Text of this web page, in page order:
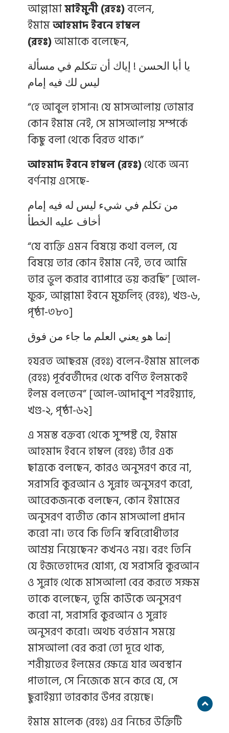
আল্লামামাইমুনী (রহঃ)বলেন,
ইমামআহমাদ ইবনে হাম্বল
(রহঃ)আমাকে বলেছেন,
يا أبا الحسن ! إياك أن تتكلم في مسألة
ليس لك فيه إمام
“হে আবুল হাসান! যে মাসআলায় তোমার
কোন ইমাম নেই, সে মাসআলায় সম্পর্কে
কিছু বলা থেকে বিরত থাক।”
আহমাদ ইবনে হাম্বল (রহঃ)থেকে অন্য
বর্ণনায় এসেছে-
من تكلم في شيء ليس له فيه إمام
أخاف عليه الخطأ
“যে ব্যক্তি এমন বিষয়ে কথা বলল, যে
বিষয়ে তার কোন ইমাম নেই, তবে আমি
তার ভুল করার ব্যাপারে ভয় করছি” [আল-
ফুরু, আল্লামা ইবনে মুফলিহ্ (রহঃ), খণ্ড-৬,
পৃষ্ঠা-৩৮০]
হযরত আছরম (রহঃ) বলেন-ইমাম মালেক
(রহঃ) পূর্ববর্তীদের থেকে বর্ণিত ইলমকেই
ইলম বলতেন” [আল-আদাবুশ শরইয়্যাহ,
খণ্ড-২, পৃষ্ঠা-৬২]
এ সমস্ত বক্তব্য থেকে সুস্পষ্ট যে, ইমাম
আহমাদ ইবনে হাম্বল (রহঃ) তাঁর এক
ছাত্রকে বলছেন, কারও অনুসরণ করে না,
সরাসরি কুরআন ও সুন্নাহ অনুসরণ করো,
আরেকজনকে বলছেন, কোন ইমামের
অনুসরণ ব্যতীত কোন মাসআলা প্রদান
করো না। তবে কি তিনি স্ববিরোধীতার
আশ্রয় নিয়েছেন? কখনও নয়। বরং তিনি
যে ইজতেহাদের যোগ্য, যে সরাসরি কুরআন
ও সুন্নাহ থেকে মাসআলা বের করতে সক্ষম
তাকে বলেছেন, তুমি কাউকে অনুসরণ
করো না, সরাসরি কুরআন ও সুন্নাহ
অনুসরণ করো। অথচ বর্তমান সময়ে
মাসআলা বের করা তো দূরে থাক,
শরীয়তের ইলমের ক্ষেত্রে যার অবস্থান
পাতালে, সে নিজেকে মনে করে যে, সে
ছুরাইয়্যা তারকার উপর রয়েছে।
ইমাম মালেক (রহঃ) এর নিচের উক্তিটি